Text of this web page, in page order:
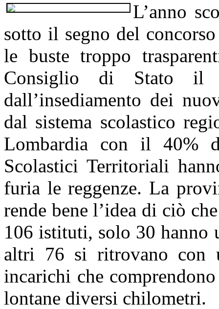
L’anno
sotto il segno del
le buste troppo
Consiglio di Stato il
dall’insediamento dei
dal sistema scolastico
Lombardia con il 40%
Scolastici Territoriali
furia le reggenze. La
rende bene l’idea di ciò
106 istituti, solo 30 hanno
altri 76 si ritrovano con
incarichi che
lontane diversi chilometri.